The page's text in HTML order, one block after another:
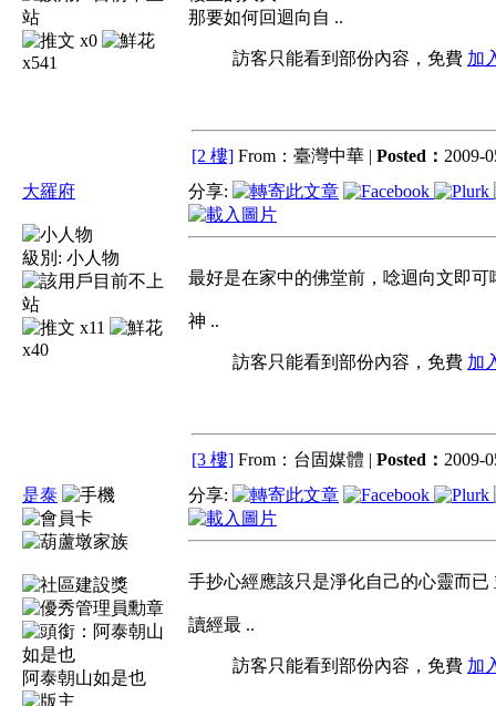
x0
x541
那要如何回迴向自 ..
訪客只能看到部份內容，免費 加
[2 樓] From：臺灣中華 | Posted： 2009-
大羅府
級別: 小人物
x11
x40
分享:
最好是在家中的佛堂前，唸迴向文即可
神 ..
訪客只能看到部份內容，免費 加
[3 樓] From：台固媒體 | Posted： 2009-
是泰
阿泰朝山如是也
分享:
手抄心經應該只是淨化自己的心靈而已
讀經最 ..
訪客只能看到部份內容，免費 加